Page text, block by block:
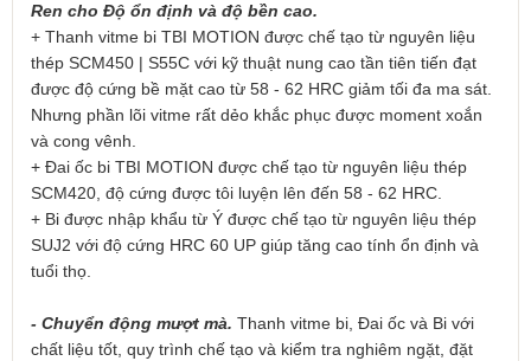
Ren cho Độ ổn định và độ bền cao.
+ Thanh vitme bi TBI MOTION được chế tạo từ nguyên liệu
thép SCM450 | S55C với kỹ thuật nung cao tần tiên tiến đạt
được độ cứng bề mặt cao từ 58 - 62 HRC giảm tối đa ma sát.
Nhưng phần lõi vitme rất dẻo khắc phục được moment xoắn
và cong vênh.
+ Đai ốc bi TBI MOTION được chế tạo từ nguyên liệu thép
SCM420, độ cứng được tôi luyện lên đến 58 - 62 HRC.
+ Bi được nhập khẩu từ Ý được chế tạo từ nguyên liệu thép
SUJ2 với độ cứng HRC 60 UP giúp tăng cao tính ổn định và
tuổi thọ.
- Chuyển động mượt mà. Thanh vitme bi, Đai ốc và Bi với
chất liệu tốt, quy trình chế tạo và kiểm tra nghiêm ngặt, đặt